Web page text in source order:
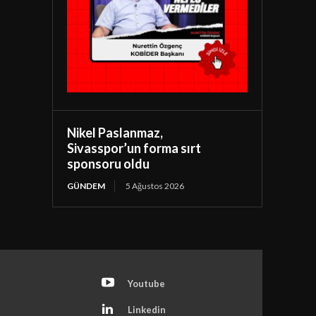
Nikel Paslanmaz,
Sivasspor’un forma sırt
sponsoru oldu
GÜNDEM 5 Ağustos 2026
Youtube
Linkedin